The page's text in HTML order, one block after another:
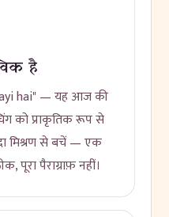
है
hai" — यह आज की
को प्राकृतिक रूप से
मिश्रण से बचें — एक
पूरा पैराग्राफ़ नहीं।